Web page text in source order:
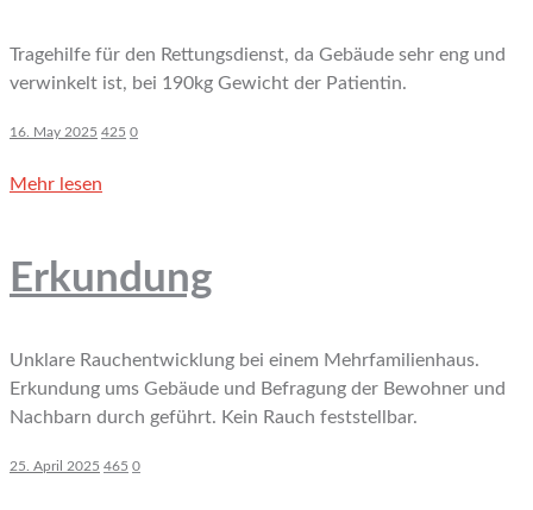
Tragehilfe für den Rettungsdienst, da Gebäude sehr eng und
verwinkelt ist, bei 190kg Gewicht der Patientin.
16. May 2025 425 0
Mehr lesen
Erkundung
Unklare Rauchentwicklung bei einem Mehrfamilienhaus.
Erkundung ums Gebäude und Befragung der Bewohner und
Nachbarn durch geführt. Kein Rauch feststellbar.
25. April 2025 465 0